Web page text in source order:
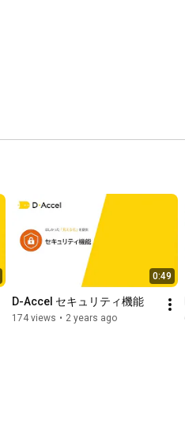
0:49
D-Accel セキュリティ機能
174 views • 2 years ago